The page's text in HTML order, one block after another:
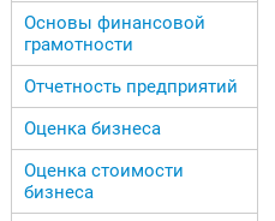
Основы финансовой
грамотности
Отчетность предприятий
Оценка бизнеса
Оценка стоимости
бизнеса